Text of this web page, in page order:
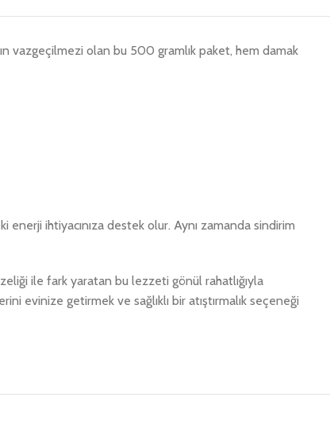
vazgeçilmezi olan bu 500 gramlık paket, hem damak
enerji ihtiyacınıza destek olur. Aynı zamanda sindirim
ile fark yaratan bu lezzeti gönül rahatlığıyla
evinize getirmek ve sağlıklı bir atıştırmalık seçeneği